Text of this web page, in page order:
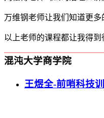
万维钢老师让我们知道更多
以上老师的课程都让我得到
混沌大学商学院
王煜全-前哨科技